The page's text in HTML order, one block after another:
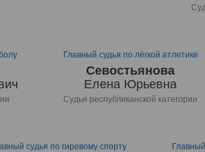
Главный судья по лёгкой атлетике
Севостьянова
Елена Юрьевна
Судья республиканской категории
судья по гиревому спорту